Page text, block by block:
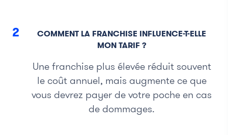
2
COMMENT LA FRANCHISE INFLUENCE-T-ELLE
MON TARIF ?
Une franchise plus élevée réduit souvent
le coût annuel, mais augmente ce que
vous devrez payer de votre poche en cas
de dommages.